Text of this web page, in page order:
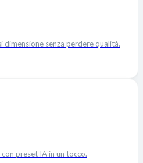
dimensione senza perdere qualità.
preset IA in un tocco.